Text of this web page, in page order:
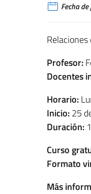
Fecha
Profesor:
Docentes
Horario:
Inicio:25
Duración:
Curso
Formato
Más